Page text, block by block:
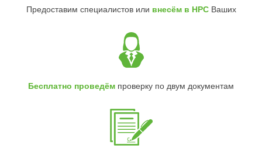
Предоставим специалистов или внесём в НРСВаших
Бесплатно проведём проверку по двум документам